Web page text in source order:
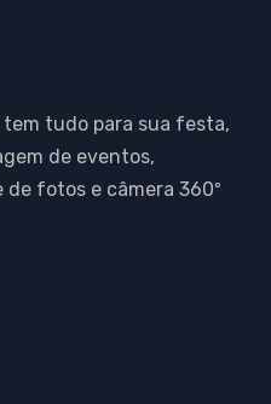
tem tudo para sua festa,
de eventos,
fotos e câmera 360º